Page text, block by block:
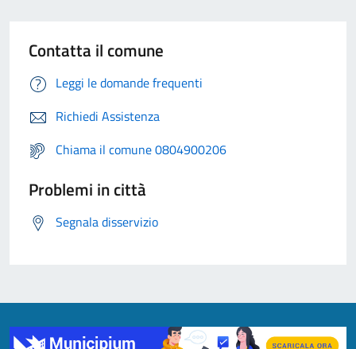
Contatta il comune
Leggi le domande frequenti
Richiedi Assistenza
Chiama il comune 0804900206
Problemi in città
Segnala disservizio